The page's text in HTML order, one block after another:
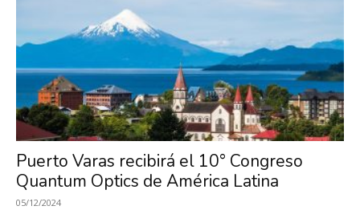
de
Investigación
en
Puerto Varas recibirá el 10° Congreso
Quantum Optics de América Latina
05/12/2024